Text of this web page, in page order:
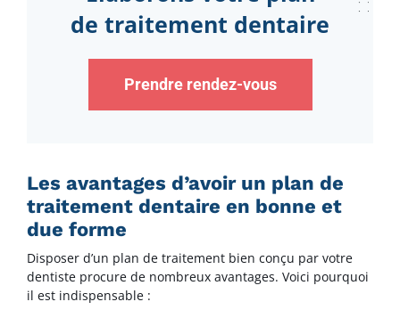
de traitement dentaire
Prendre rendez-vous
Les avantages d’avoir un plan de
traitement dentaire en bonne et
due forme
Disposer d’un plan de traitement bien conçu par votre
dentiste procure de nombreux avantages. Voici pourquoi
il est indispensable :